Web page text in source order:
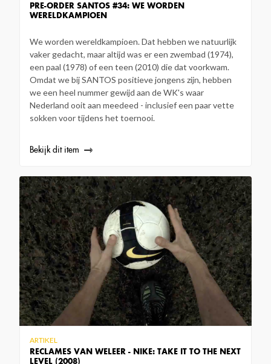
PRE-ORDER SANTOS #34: WE WORDEN
WERELDKAMPIOEN
We worden wereldkampioen. Dat hebben we natuurlijk
vaker gedacht, maar altijd was er een zwembad (1974),
een paal (1978) of een teen (2010) die dat voorkwam.
Omdat we bij SANTOS positieve jongens zijn, hebben
we een heel nummer gewijd aan de WK's waar
Nederland ooit aan meedeed - inclusief een paar vette
sokken voor tijdens het toernooi.
Bekijk dit item
RECLAMES VAN WELEER - NIKE: TAKE IT TO THE NEXT
LEVEL (2008)
ARTIKEL